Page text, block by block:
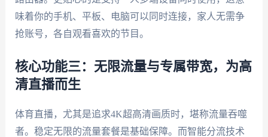
味着你的手机、平板、电脑可以同时连接，家人无需争
抢账号，各自观看喜欢的节目。
核心功能三：无限流量与专属带宽，为高
清直播而生
体育直播，尤其是追求4K超高清画质时，堪称流量吞噬
者。稳定无限的流量套餐是基础保障。而智能分流技术